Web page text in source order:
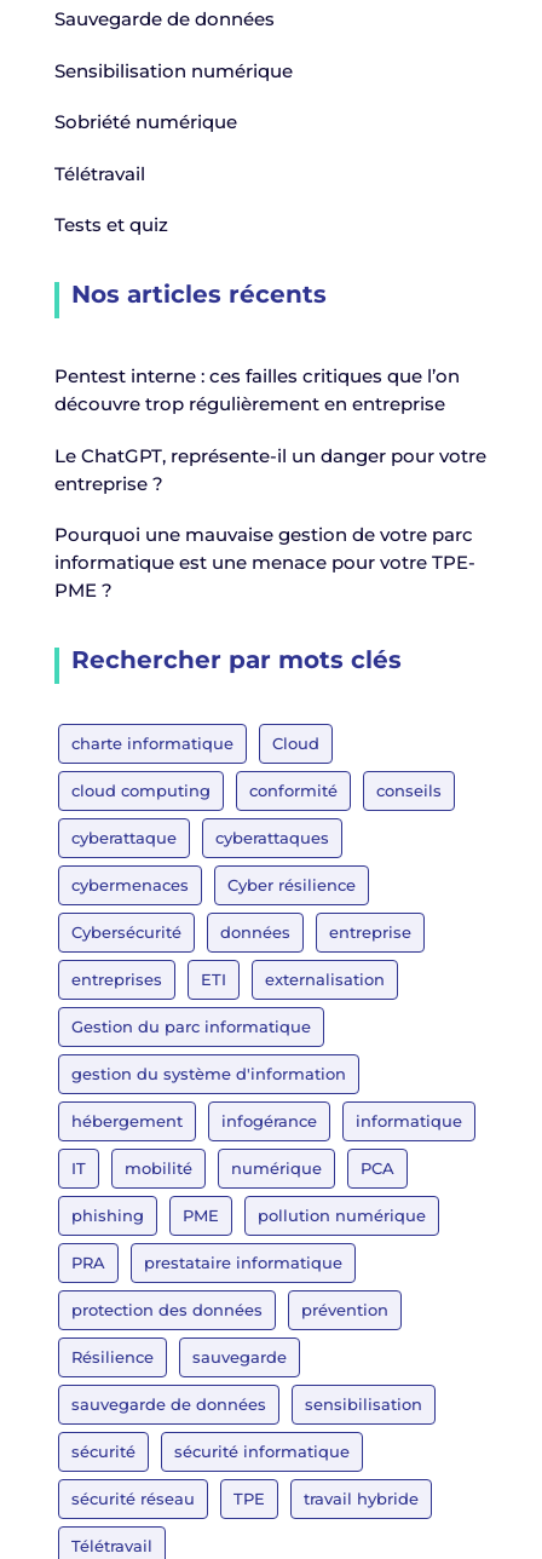
Sauvegarde de données
Sensibilisation numérique
Sobriété numérique
Télétravail
Tests et quiz
Nos articles récents
Pentest interne : ces failles critiques que l’on
découvre trop régulièrement en entreprise
Le ChatGPT, représente-il un danger pour votre
entreprise ?
Pourquoi une mauvaise gestion de votre parc
informatique est une menace pour votre TPE-
PME ?
Rechercher par mots clés
charte informatique Cloud
cloud computing conformité conseils
cyberattaque cyberattaques
cybermenaces Cyber résilience
Cybersécurité données entreprise
entreprises ETI externalisation
Gestion du parc informatique
gestion du système d'information
hébergement infogérance informatique
IT mobilité numérique PCA
phishing PME pollution numérique
PRA prestataire informatique
protection des données prévention
Résilience sauvegarde
sauvegarde de données sensibilisation
sécurité sécurité informatique
sécurité réseau TPE travail hybride
Télétravail